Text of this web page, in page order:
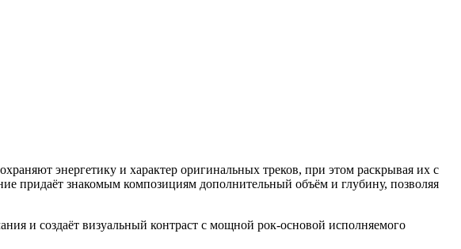
энергетику и характер оригинальных треков, при этом раскрывая их с
придаёт знакомым композициям дополнительный объём и глубину, позволяя
и создаёт визуальный контраст с мощной рок-основой исполняемого